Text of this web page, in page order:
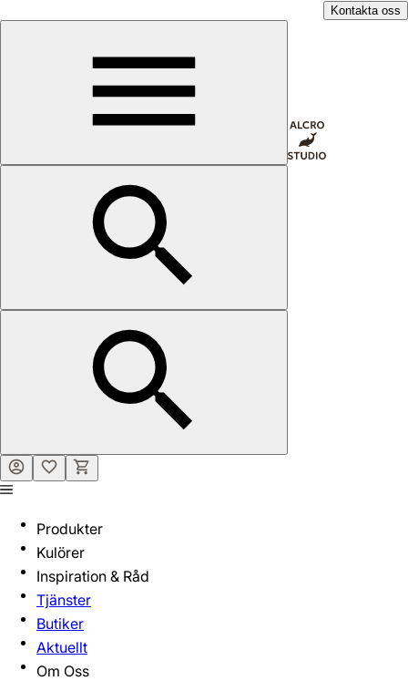
Kontakta oss
Produkter
Kulörer
Inspiration & Råd
Tjänster
Butiker
Aktuellt
Om Oss